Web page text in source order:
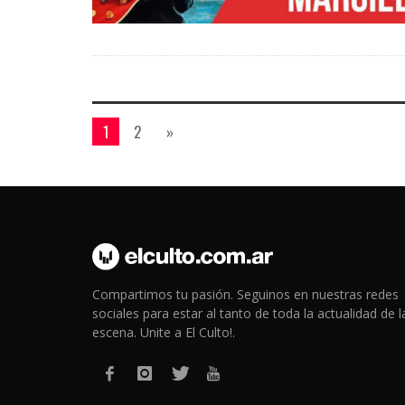
1 2 »
Compartimos tu pasión. Seguinos en nuestras redes
sociales para estar al tanto de toda la actualidad de
escena. Unite a El Culto!.